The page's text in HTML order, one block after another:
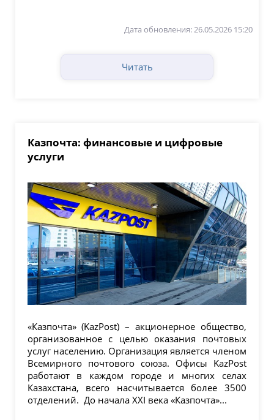
Дата обновления: 26.05.2026 15:20
Читать
Казпочта: финансовые и цифровые
услуги
«Казпочта» (KazPost) – акционерное общество,
организованное с целью оказания почтовых
услуг населению. Организация является членом
Всемирного почтового союза. Офисы KazPost
работают в каждом городе и многих селах
Казахстана, всего насчитывается более 3500
отделений. До начала XXI века «Казпочта»...